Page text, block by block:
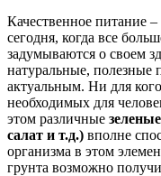
Качественное питание
сегодня, когда все
задумываются о своем
натуральные, полезные
актуальным. Ни для
необходимых для
этом различные
салат и т.д.) вполне
организма в этом
грунта возможно